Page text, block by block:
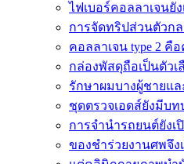
ไฟเบอร์คอลลาเจนยั
การจัดทริปส่วนตัวก
คอลลาเจน type 2
กล่องพัสดุถือเป็นตัว
รักษาผมบางผู้ชายแ
ชุดตรวจเอดส์ยังมีบ
การจำนำรถยนต์ยัง
ของชำร่วยงานศพจึ